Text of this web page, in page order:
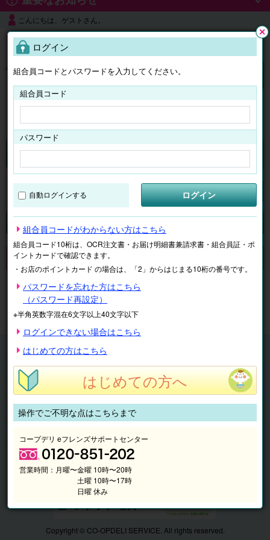
こんにちは、ゲストさん。
よくある質問
ログイン
くらしのサービス マイページ
検索
申し訳ございません。 現在、該当商品は、お取扱いしておりません。
マイページ 注文履歴
抽選結果
請求内容
チケット
くらしのサービス
このサイトの使い方
マイページ
Copyright © CO-OPDELI SERVICE. All rights reserved.
ログイン
組合員コードとパスワードを入力してください。
組合員コード
パスワード
自動ログインする ログイン
組合員コードがわからない方はこちら
組合員コード10桁は、OCR注文書・お届け明細書兼請求書・組合員証・ポ
イントカードで確認できます。
・お店のポイントカード の場合は、「2」からはじまる10桁の番号です。
パスワードを忘れた方はこちら
（パスワード再設定）
※半角英数字混在6文字以上40文字以下
ログインできない場合はこちら
はじめての方はこちら
はじめての方へ
操作でご不明な点はこちらまで
コープデリ eフレンズサポートセンター
営業時間： 月曜〜金曜 10時〜20時
土曜 10時〜17時
日曜 休み